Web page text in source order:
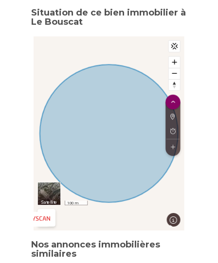
Situation de ce bien immobilier à
Le Bouscat
Nos annonces immobilières
similaires